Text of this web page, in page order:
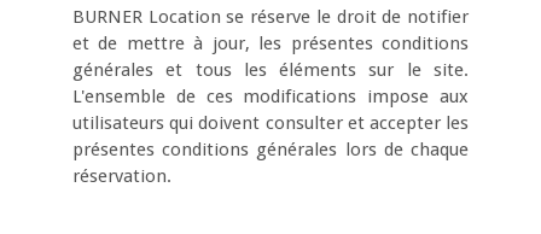
BURNER Location se réserve le droit de notifier
et de mettre à jour, les présentes conditions
générales et tous les éléments sur le site.
L'ensemble de ces modifications impose aux
utilisateurs qui doivent consulter et accepter les
présentes conditions générales lors de chaque
réservation.